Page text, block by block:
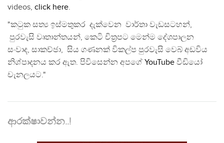
videos, click here.
"කටුක සත්‍ය ඉස්මතුකර දැක්වෙන වාර්තා වැඩසටහන්,
පුරවැසි වෘතාන්තයන්, කෙටි චිත්‍රපට මෙන්ම දේශපාලන
සංවාද, සාකච්ඡා, සිය ගණනක් විකල්ප පුරවැසි වෙබ් අඩවිය
නිශ්පාදනය කර ඇත. පිවිසෙන්න අපගේ YouTube වීඩියෝ
චැනලයට."
ආරක්ෂාවන්න..!